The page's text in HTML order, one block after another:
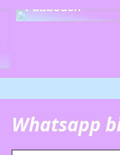
Fußböden
Whatsapp